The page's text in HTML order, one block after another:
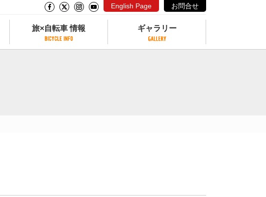
English Page お問合せ
旅×自転車 情報
い宿
ギャラリー